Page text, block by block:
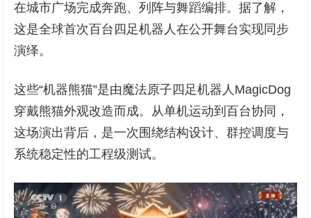
在城市广场完成奔跑、列阵与舞蹈编排。据了解，
这是全球首次百台四足机器人在公开舞台实现同步
演绎。
这些“机器熊猫”是由魔法原子四足机器人MagicDog
穿戴熊猫外观改造而成。从单机运动到百台协同，
这场演出背后，是一次围绕结构设计、群控调度与
系统稳定性的工程级测试。